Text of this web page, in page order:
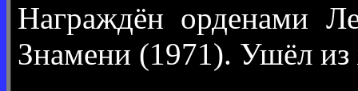
Награждён орденами
Знамени (1971). Ушёл